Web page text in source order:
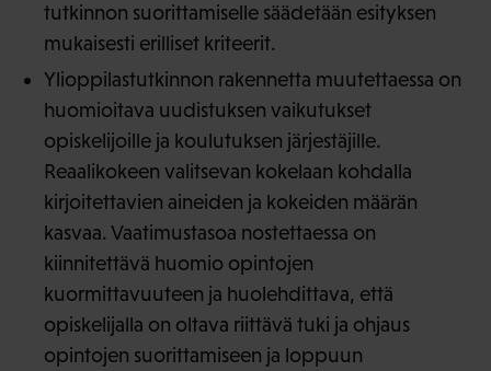
tutkinnon suorittamiselle säädetään esityksen
mukaisesti erilliset kriteerit.
Ylioppilastutkinnon rakennetta muutettaessa on
huomioitava uudistuksen vaikutukset
opiskelijoille ja koulutuksen järjestäjille.
Reaalikokeen valitsevan kokelaan kohdalla
kirjoitettavien aineiden ja kokeiden määrän
kasvaa. Vaatimustasoa nostettaessa on
kiinnitettävä huomio opintojen
kuormittavuuteen ja huolehdittava, että
opiskelijalla on oltava riittävä tuki ja ohjaus
opintojen suorittamiseen ja loppuun